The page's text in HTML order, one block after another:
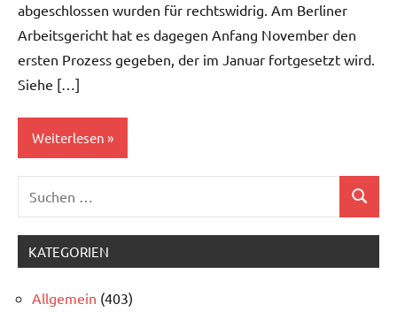
abgeschlossen wurden für rechtswidrig. Am Berliner
Arbeitsgericht hat es dagegen Anfang November den
ersten Prozess gegeben, der im Januar fortgesetzt wird.
Siehe […]
Weiterlesen
Allgemein
Suchen
KATEGORIEN
Allgemein (403)